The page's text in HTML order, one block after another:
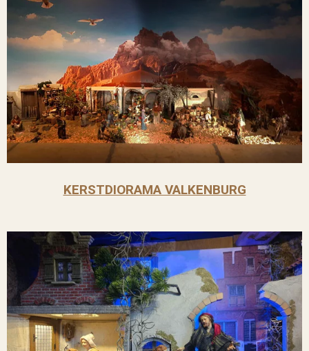
KERSTDIORAMA VALKENBURG